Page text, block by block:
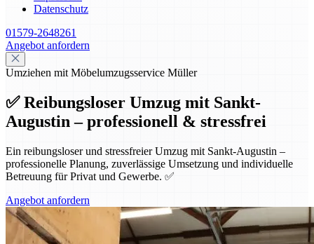
Datenschutz
01579-2648261
Angebot anfordern
Umziehen mit Möbelumzugsservice Müller
✅ Reibungsloser Umzug mit Sankt-
Augustin – professionell & stressfrei
Ein reibungsloser und stressfreier Umzug mit Sankt-Augustin –
professionelle Planung, zuverlässige Umsetzung und individuelle
Betreuung für Privat und Gewerbe. ✅
Angebot anfordern